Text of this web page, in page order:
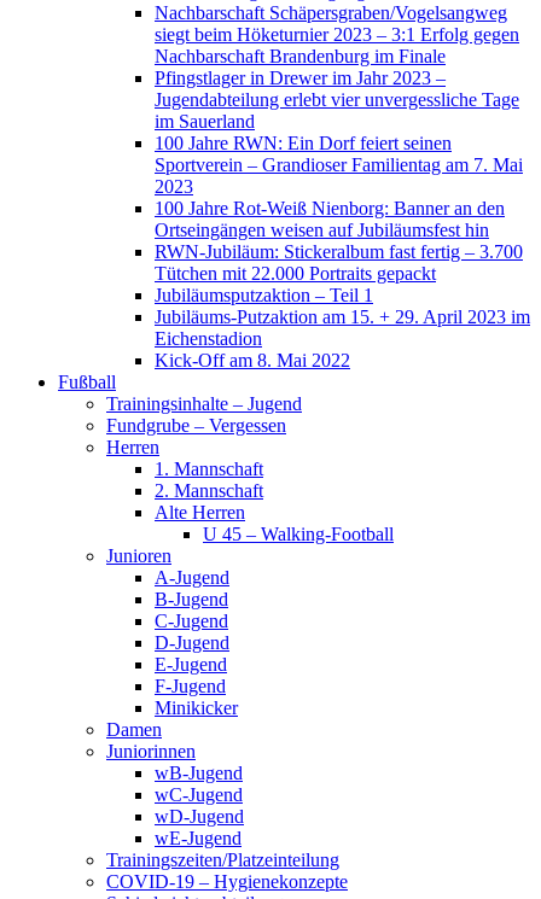
Nachbarschaft Schäpersgraben/Vogelsangweg
siegt beim Höketurnier 2023 – 3:1 Erfolg gegen
Nachbarschaft Brandenburg im Finale
Pfingstlager in Drewer im Jahr 2023 –
Jugendabteilung erlebt vier unvergessliche Tage
im Sauerland
100 Jahre RWN: Ein Dorf feiert seinen
Sportverein – Grandioser Familientag am 7. Mai
2023
100 Jahre Rot-Weiß Nienborg: Banner an den
Ortseingängen weisen auf Jubiläumsfest hin
RWN-Jubiläum: Stickeralbum fast fertig – 3.700
Tütchen mit 22.000 Portraits gepackt
Jubiläumsputzaktion – Teil 1
Jubiläums-Putzaktion am 15. + 29. April 2023 im
Eichenstadion
Kick-Off am 8. Mai 2022
Fußball
Trainingsinhalte – Jugend
Fundgrube – Vergessen
Herren
1. Mannschaft
2. Mannschaft
Alte Herren
U 45 – Walking-Football
Junioren
A-Jugend
B-Jugend
C-Jugend
D-Jugend
E-Jugend
F-Jugend
Minikicker
Damen
Juniorinnen
wB-Jugend
wC-Jugend
wD-Jugend
wE-Jugend
Trainingszeiten/Platzeinteilung
COVID-19 – Hygienekonzepte